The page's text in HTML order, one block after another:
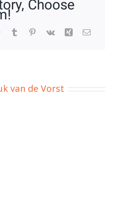
Choose
WhatsApp
Tumblr Pinterest
Vk Xing E-
van de Vorst